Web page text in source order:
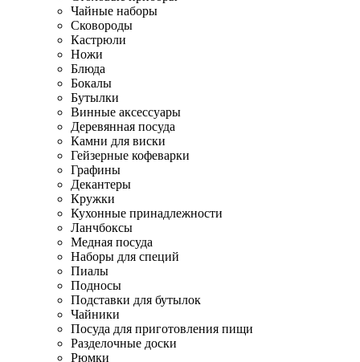
Чайные наборы
Сковороды
Кастрюли
Ножи
Блюда
Бокалы
Бутылки
Винные аксессуары
Деревянная посуда
Камни для виски
Гейзерные кофеварки
Графины
Декантеры
Кружки
Кухонные принадлежности
Ланчбоксы
Медная посуда
Наборы для специй
Пиалы
Подносы
Подставки для бутылок
Чайники
Посуда для приготовления пищи
Разделочные доски
Рюмки